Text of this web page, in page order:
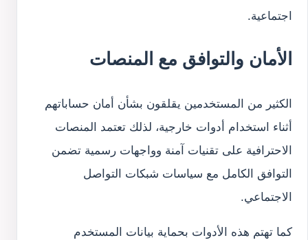
اجتماعية.
الأمان والتوافق مع المنصات
الكثير من المستخدمين يقلقون بشأن أمان حساباتهم
أثناء استخدام أدوات خارجية، لذلك تعتمد المنصات
الاحترافية على تقنيات آمنة وواجهات رسمية تضمن
التوافق الكامل مع سياسات شبكات التواصل
الاجتماعي.
كما تهتم هذه الأدوات بحماية بيانات المستخدم